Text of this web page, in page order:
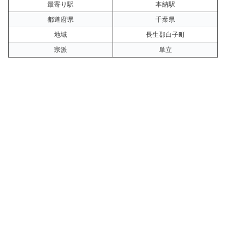
最寄り駅
本納駅
都道府県
千葉県
地域
長生郡白子町
宗派
単立